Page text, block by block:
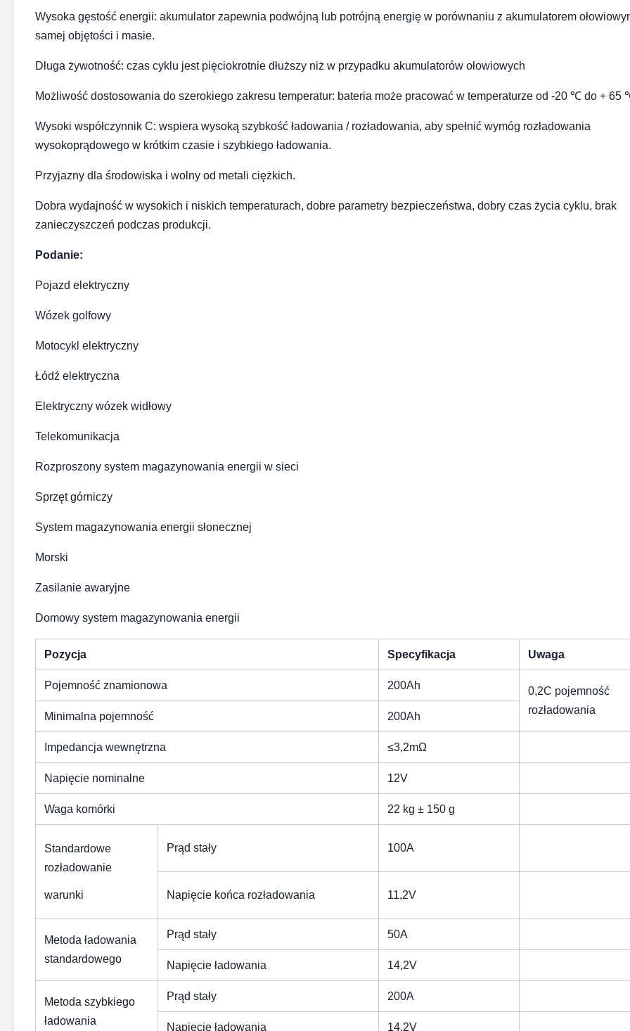
Wysoka gęstość energii: akumulator zapewnia podwójną lub potrójną energię w porównaniu z akumulatorem
samej objętości i masie.
Długa żywotność: czas cyklu jest pięciokrotnie dłuższy niż w przypadku akumulatorów ołowiowych
Możliwość dostosowania do szerokiego zakresu temperatur: bateria może pracować w temperaturze od -20 ℃ do + 65
Wysoki współczynnik C: wspiera wysoką szybkość ładowania / rozładowania, aby spełnić wymóg rozładowania
wysokoprądowego w krótkim czasie i szybkiego ładowania.
Przyjazny dla środowiska i wolny od metali ciężkich.
Dobra wydajność w wysokich i niskich temperaturach, dobre parametry bezpieczeństwa, dobry czas życia cyklu, brak
zanieczyszczeń podczas produkcji.
Podanie:
Pojazd elektryczny
Wózek golfowy
Motocykl elektryczny
Łódź elektryczna
Elektryczny wózek widłowy
Telekomunikacja
Rozproszony system magazynowania energii w sieci
Sprzęt górniczy
System magazynowania energii słonecznej
Morski
Zasilanie awaryjne
Domowy system magazynowania energii
Pozycja Specyfikacja Uwaga
Pojemność znamionowa 200Ah
0,2C pojemność
rozładowania
Minimalna pojemność 200Ah
Impedancja wewnętrzna ≤3,2mΩ
Napięcie nominalne 12V
Waga komórki 22 kg ± 150 g
Standardowe
rozładowanie
warunki
Prąd stały 100A
Napięcie końca rozładowania 11,2V
Metoda ładowania
standardowego
Prąd stały 50A
Napięcie ładowania 14,2V
Metoda szybkiego
ładowania
Prąd stały 200A
Napięcie ładowania 14,2V